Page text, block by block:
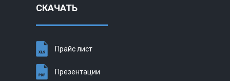
СКАЧАТЬ
Прайс лист
Презентации